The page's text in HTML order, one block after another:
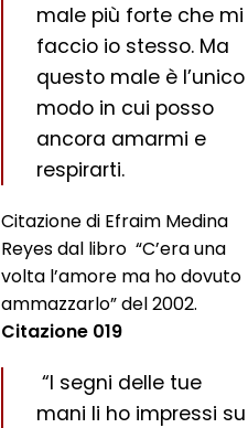
male più forte che mi
faccio io stesso. Ma
questo male è l’unico
modo in cui posso
ancora amarmi e
respirarti.
Citazione di Efraim Medina
Reyes dal libro “C’era una
volta l’amore ma ho dovuto
ammazzarlo” del 2002.
Citazione 019
“I segni delle tue
mani li ho impressi su